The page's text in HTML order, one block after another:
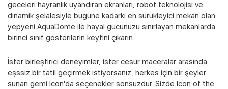
Kampanyalı Turlar
geceleri hayranlık uyandıran ekranları, robot teknolojisi ve
dinamik şelalesiyle bugüne kadarki en sürükleyici mekan olan
yepyeni AquaDome ile hayal gücünüzü sınırlayan mekanlarda
birinci sınıf gösterilerin keyfini çıkarın.
İster birleştirici deneyimler, ister cesur maceralar arasında
eşssiz bir tatil geçirmek istiyorsanız, herkes için bir şeyler
sunan gemi Icon'da seçenekler sonsuzdur. Sizde Icon of the